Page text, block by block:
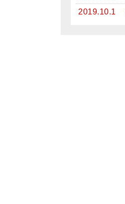
2019.10.1